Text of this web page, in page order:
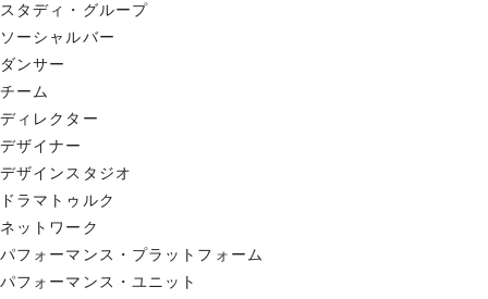
スタディ・グループ
ソーシャルバー
ダンサー
チーム
ディレクター
デザイナー
デザインスタジオ
ドラマトゥルク
ネットワーク
パフォーマンス・プラットフォーム
パフォーマンス・ユニット